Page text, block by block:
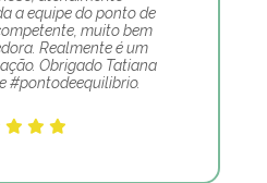
a equipe do ponto de
muito bem
Realmente é um
Obrigado Tatiana
#pontodeequilibrio.